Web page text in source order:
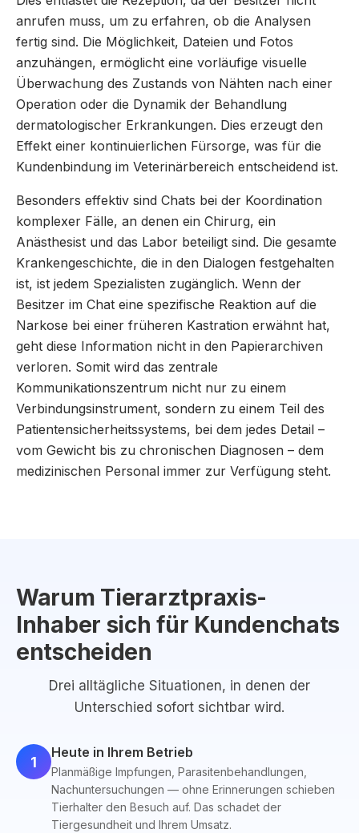
anrufen muss, um zu erfahren, ob die Analysen
fertig sind. Die Möglichkeit, Dateien und Fotos
anzuhängen, ermöglicht eine vorläufige visuelle
Überwachung des Zustands von Nähten nach einer
Operation oder die Dynamik der Behandlung
dermatologischer Erkrankungen. Dies erzeugt den
Effekt einer kontinuierlichen Fürsorge, was für die
Kundenbindung im Veterinärbereich entscheidend ist.
Besonders effektiv sind Chats bei der Koordination
komplexer Fälle, an denen ein Chirurg, ein
Anästhesist und das Labor beteiligt sind. Die gesamte
Krankengeschichte, die in den Dialogen festgehalten
ist, ist jedem Spezialisten zugänglich. Wenn der
Besitzer im Chat eine spezifische Reaktion auf die
Narkose bei einer früheren Kastration erwähnt hat,
geht diese Information nicht in den Papierarchiven
verloren. Somit wird das zentrale
Kommunikationszentrum nicht nur zu einem
Verbindungsinstrument, sondern zu einem Teil des
Patientensicherheitssystems, bei dem jedes Detail –
vom Gewicht bis zu chronischen Diagnosen – dem
medizinischen Personal immer zur Verfügung steht.
Warum Tierarztpraxis-
Inhaber sich für Kundenchats
entscheiden
Drei alltägliche Situationen, in denen der
Unterschied sofort sichtbar wird.
1
Heute in Ihrem Betrieb
Planmäßige Impfungen, Parasitenbehandlungen,
Nachuntersuchungen — ohne Erinnerungen schieben
Tierhalter den Besuch auf. Das schadet der
Tiergesundheit und Ihrem Umsatz.